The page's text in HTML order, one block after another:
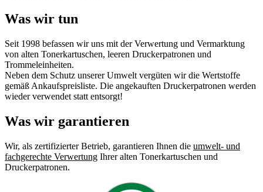
Was wir tun
Seit 1998 befassen wir uns mit der Verwertung und Vermarktung
von alten Tonerkartuschen, leeren Druckerpatronen und
Trommeleinheiten.
Neben dem Schutz unserer Umwelt vergüten wir die Wertstoffe
gemäß Ankaufspreisliste. Die angekauften Druckerpatronen werden
wieder verwendet statt entsorgt!
Was wir garantieren
Wir, als zertifizierter Betrieb, garantieren Ihnen die umwelt- und
fachgerechte Verwertung Ihrer alten Tonerkartuschen und
Druckerpatronen.